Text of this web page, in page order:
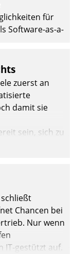
für
Software-as-a-
zuerst an
damit sie
sein, sich zu
sie an ihr
Chancen bei
Nur wenn
IT-gestützt auf.